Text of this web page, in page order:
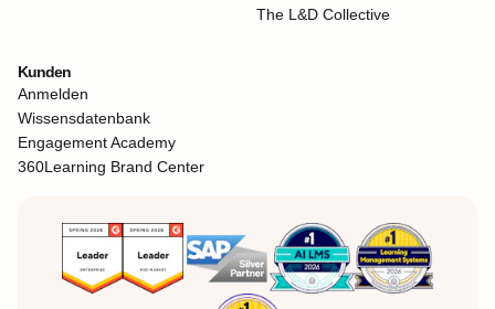
The L&D Collective
Kunden
Anmelden
Wissensdatenbank
Engagement Academy
360Learning Brand Center